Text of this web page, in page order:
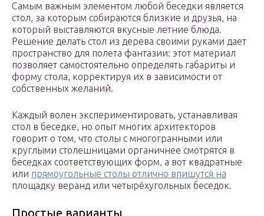
Самым важным элементом любой беседки является
стол, за которым собираются близкие и друзья, на
который выставляются вкусные летние блюда.
Решение делать стол из дерева своими руками дает
пространство для полета фантазии: этот материал
позволяет самостоятельно определять габариты и
форму стола, корректируя их в зависимости от
собственных желаний.
Каждый волен экспериментировать, устанавливая
стол в беседке, но опыт многих архитекторов
говорит о том, что столы с многогранными или
круглыми столешницами органичнее смотрятся в
беседках соответствующих форм, а вот квадратные
или прямоугольные столы отлично впишутся на
площадку веранд или четырёхугольных беседок.
Простые варианты